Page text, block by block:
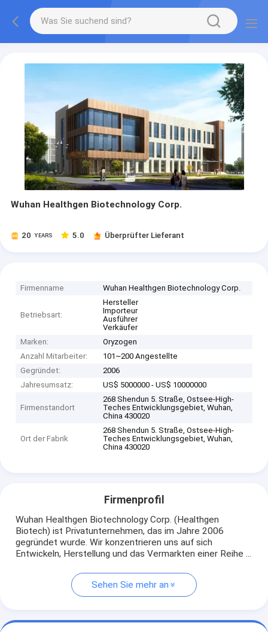
Wuhan Healthgen Biotechnology Corp.
20 YEARS 5.0 Überprüfter Lieferant
Firmenname Wuhan Healthgen Biotechnology Corp.
Betriebsart:
Hersteller
Importeur
Ausführer
Verkäufer
Marken:
Oryzogen
Anzahl Mitarbeiter:
101~200 Angestellte
Gegründet:
2006
Jahresumsatz:
US$ 5000000 - US$ 10000000
Firmenstandort
268 Shendun 5. Straße, Ostsee-High-
Teches Entwicklungsgebiet, Wuhan,
China 430020
Ort der Fabrik
268 Shendun 5. Straße, Ostsee-High-
Teches Entwicklungsgebiet, Wuhan,
China 430020
Firmenprofil
Wuhan Healthgen Biotechnology Corp. (Healthgen
Biotech) ist Privatunternehmen, das im Jahre 2006
gegründet wurde. Wir konzentrieren uns auf sich
Entwickeln, Herstellung und das Vermarkten einer Reihe ...
Sehen Sie mehr an